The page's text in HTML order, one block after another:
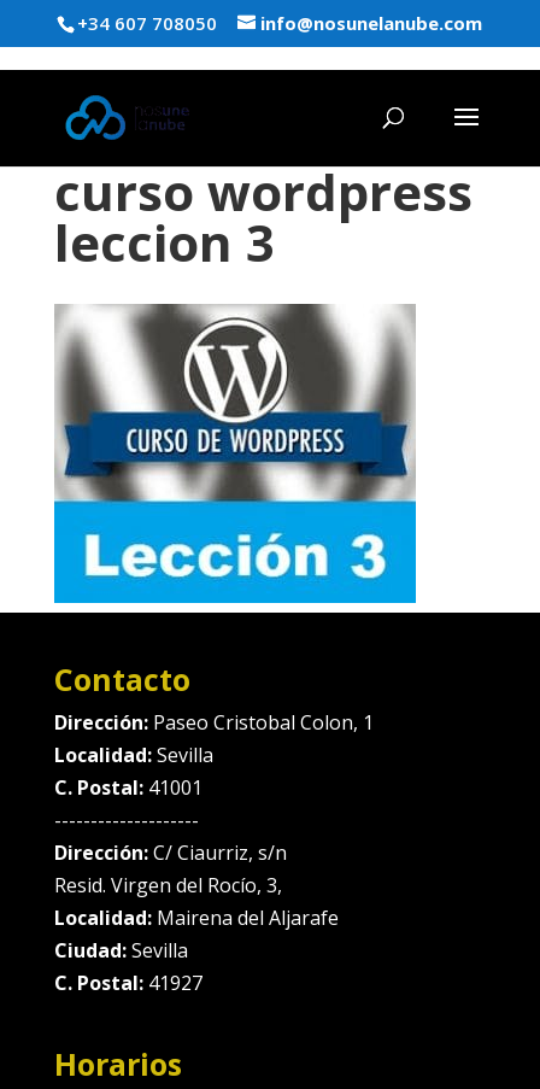
+34 607 708050 info@nosunelanube.com
curso wordpress
leccion 3
Contacto
Dirección: Paseo Cristobal Colon, 1
Localidad:Sevilla
C. Postal:41001
--------------------
Dirección:C/ Ciaurriz, s/n
Resid. Virgen del Rocío, 3,
Localidad:Mairena del Aljarafe
Ciudad:Sevilla
C. Postal:41927
Horarios